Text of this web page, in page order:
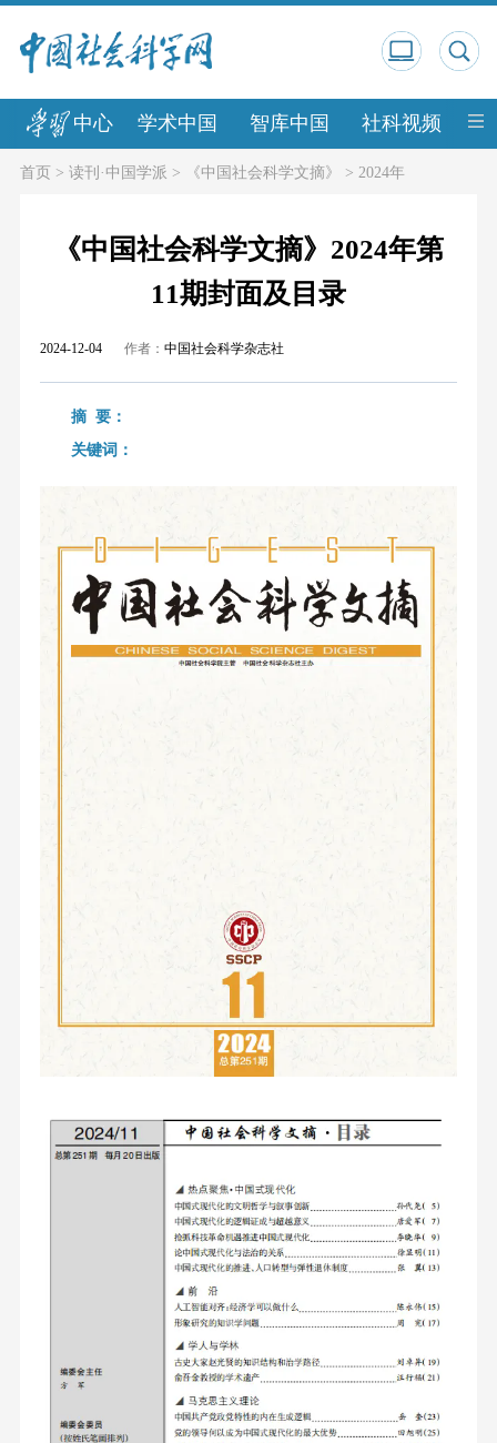
中心 学术中国 智库中国 社科视频 中
首页> 读刊·中国学派 > 《中国社会科学文摘》 > 2024年
《中国社会科学文摘》2024年第
11期封面及目录
2024-12-04 作者： 中国社会科学杂志社
摘 要：
关键词：